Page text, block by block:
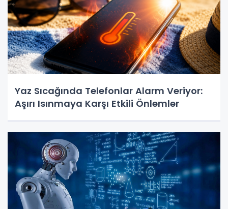
Yaz Sıcağında Telefonlar Alarm Veriyor:
Aşırı Isınmaya Karşı Etkili Önlemler